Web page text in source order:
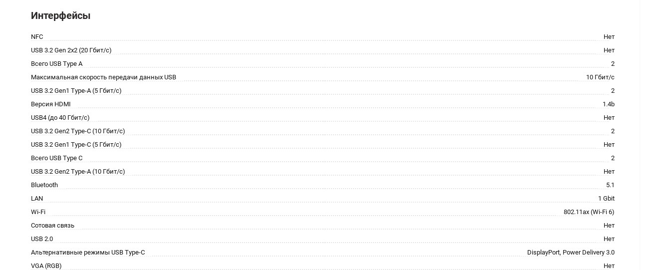
Интерфейсы
NFC
Нет
USB 3.2 Gen 2x2 (20 Гбит/с)
Нет
Всего USB Type A
2
Максимальная скорость передачи данных USB
10 Гбит/с
USB 3.2 Gen1 Type-A (5 Гбит/с)
2
Версия HDMI
1.4b
USB4 (до 40 Гбит/с)
Нет
USB 3.2 Gen2 Type-C (10 Гбит/с)
2
USB 3.2 Gen1 Type-C (5 Гбит/с)
Нет
Всего USB Type C
2
USB 3.2 Gen2 Type-A (10 Гбит/с)
Нет
Bluetooth
5.1
LAN
1 Gbit
Wi-Fi
802.11ax (Wi-Fi 6)
Сотовая связь
Нет
USB 2.0
Нет
Альтернативные режимы USB Type-C
DisplayPort, Power Delivery 3.0
VGA (RGB)
Нет